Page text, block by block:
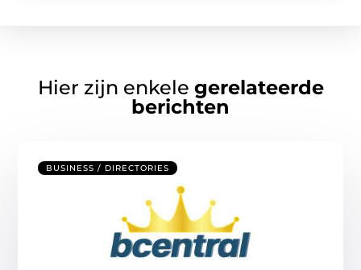
Hier zijn enkele gerelateerde
berichten
BUSINESS / DIRECTORIES